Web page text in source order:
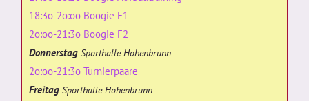
18:3o-2o:oo Boogie F1
2o:oo-21:3o Boogie F2
Donnerstag Sporthalle Hohenbrunn
2o:oo-21:3o Turnierpaare
Freitag Sporthalle Hohenbrunn